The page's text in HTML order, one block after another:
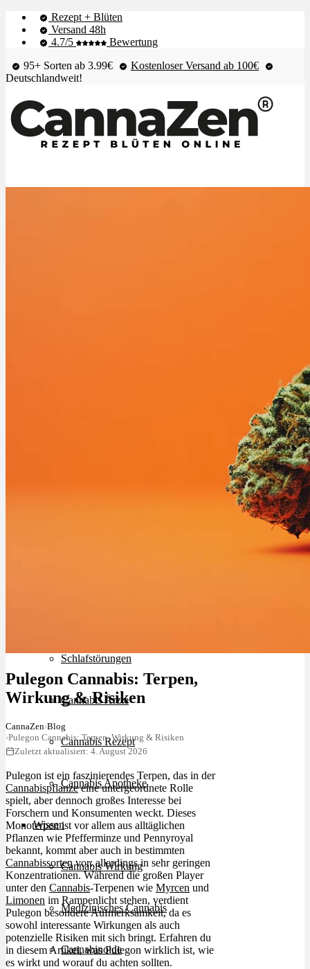
Rezept + Blüten
Versand 48h
4.7/5
Bewertung
95+ Sorten ab 3.99€
Kostenloser Versand ab 100€
Deutschlandweit!
Schlafstörungen
Cannabis Ärzte
Cannabis Rezept
Cannabis Apotheke
Wissen
Cannabis Wirkung
Medizinisches Cannabis
Cannabinoide
Pulegon Cannabis: Terpen,
Wirkung & Risiken
CannaZen›Blog
›Pulegon Cannabis: Terpen, Wirkung & Risiken
Zuletzt aktualisiert: 4. August 2026
Pulegon ist ein faszinierendes Terpen, das in der
Cannabispflanzeeine untergeordnete Rolle
spielt, aber dennoch großes Interesse bei
Forschern und Konsumenten weckt. Dieses
Monoterpen ist vor allem aus alltäglichen
Pflanzen wie Pfefferminze und Pennyroyal
bekannt, kommt aber auch in bestimmten
Cannabissortenvor: allerdings in sehr geringen
Konzentrationen. Während die großen Player
unter den Cannabis-Terpenen wie Myrcen und
Limonen im Rampenlicht stehen, verdient
Pulegon besondere Aufmerksamkeit, da es
sowohl interessante Wirkungen als auch
potenzielle Risiken mit sich bringt. Erfahren du
in diesem Artikel, was Pulegon wirklich ist, wie
es wirkt und worauf du achten sollten.